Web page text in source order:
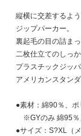
縦横に交差するよ
ジップパーカー。
裏起毛の目の詰ま
二枚仕立てのしっ
プラスチックジッ
アメリカンスタン
●素材：綿90％、ポ
※GYのみ 綿95％
●サイズ：S?XL（